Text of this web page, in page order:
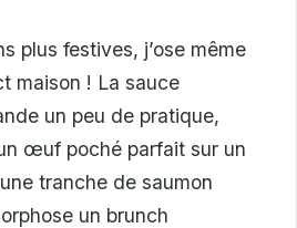
plus festives, j’ose même
maison ! La sauce
un peu de pratique,
œuf poché parfait sur un
tranche de saumon
un brunch